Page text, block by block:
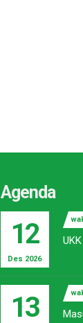
Agenda
12
Des 2026
13